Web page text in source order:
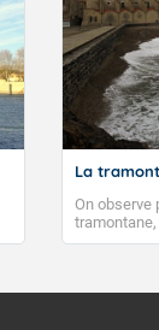
La
On observe
de forêt.
à nord-